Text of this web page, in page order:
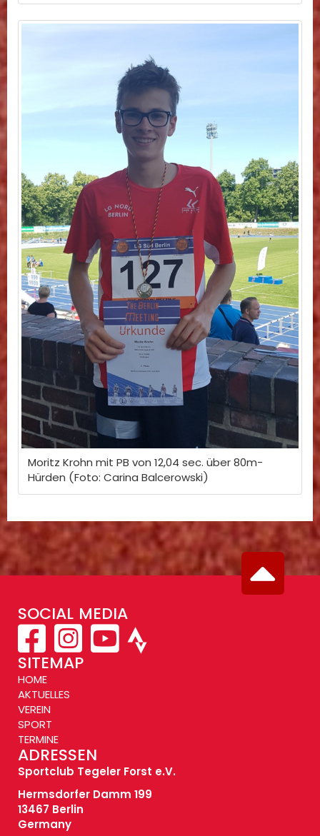
Moritz Krohn mit PB von 12,04 sec. über 80m-
Hürden (Foto: Carina Balcerowski)
SOCIAL MEDIA
SITEMAP
HOME
AKTUELLES
VEREIN
SPORT
TERMINE
ADRESSEN
Sportclub Tegeler Forst e.V.
Hermsdorfer Damm 199
13467 Berlin
Germany